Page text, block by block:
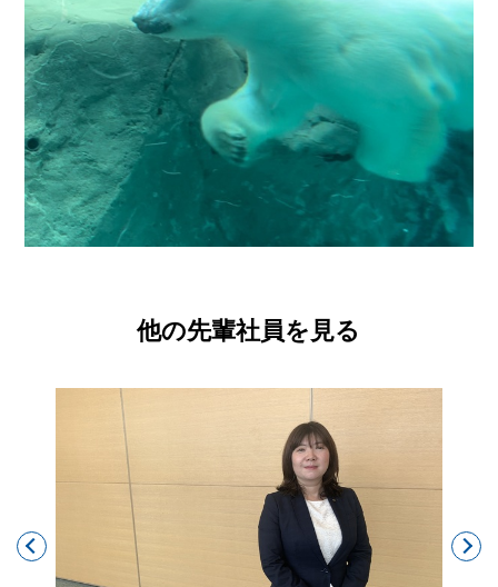
他の先輩社員を見る